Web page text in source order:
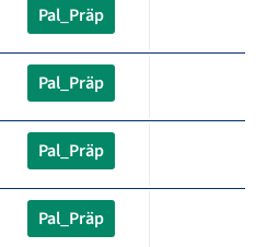
Pal_Präp
Pal_Präp
Pal_Präp
Pal_Präp